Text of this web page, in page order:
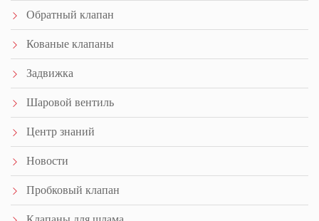
Обратный клапан
Кованые клапаны
Задвижка
Шаровой вентиль
Центр знаний
Новости
Пробковый клапан